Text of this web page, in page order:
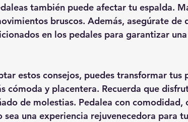
también puede afectar tu espalda.
bruscos. Además, asegúrate de
en los pedales para garantizar
estos consejos, puedes transformar tus
cómoda y placentera. Recuerda que
de molestias. Pedalea con comodidad,
sea una experiencia rejuvenecedora para